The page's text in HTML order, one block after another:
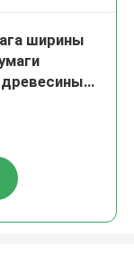
ширины
древесины